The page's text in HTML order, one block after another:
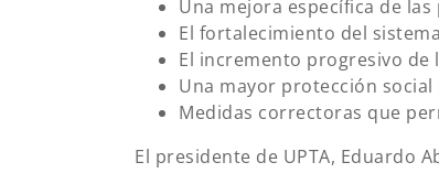
Una mejora específica de las
El fortalecimiento del
El incremento progresivo de
Una mayor protección
Medidas correctoras que
El presidente de UPTA, Eduardo